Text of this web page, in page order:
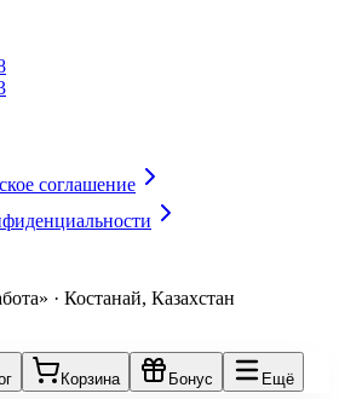
соглашение
· Костанай, Казахстан
Корзина Бонус Ещё